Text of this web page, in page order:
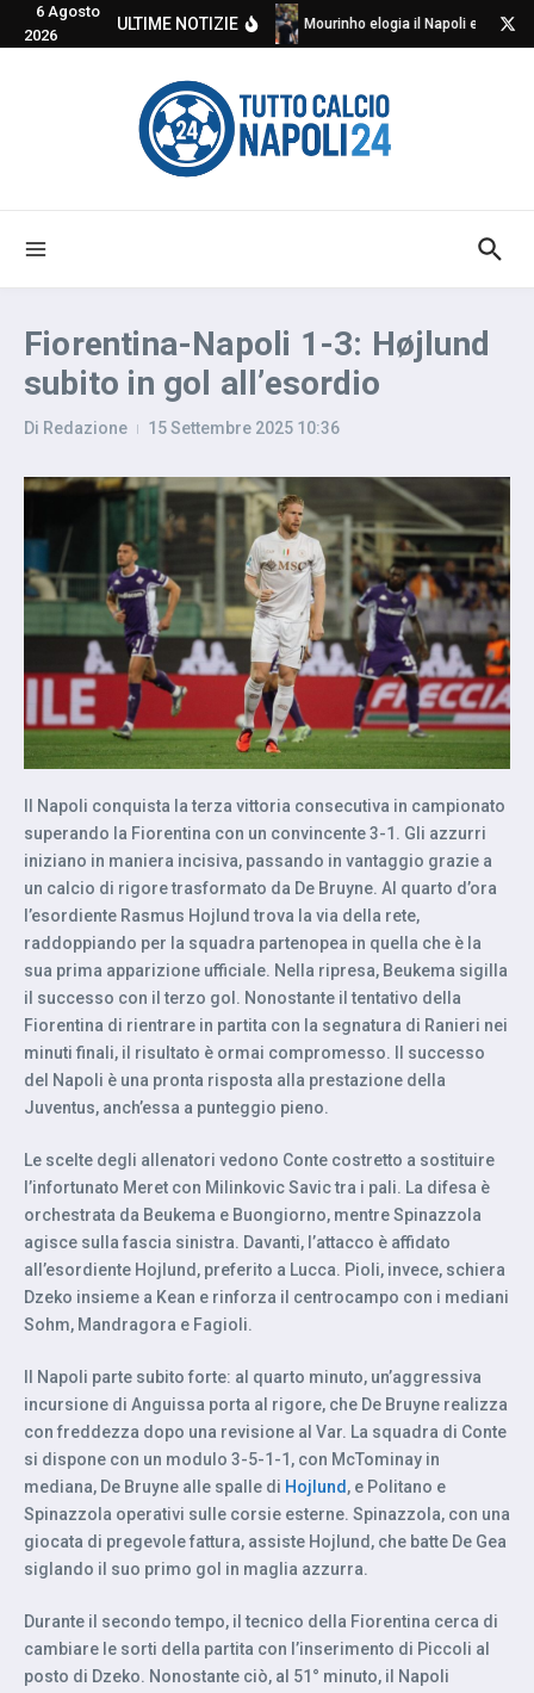
Salta al contenuto
6 Agosto
2026
ULTIME NOTIZIE Mourinho elogia il Napoli e critica
Fiorentina-Napoli 1-3: Højlund
subito in gol all’esordio
Di Redazione 15 Settembre 2025 10:36
Il Napoli conquista la terza vittoria consecutiva in campionato
superando la Fiorentina con un convincente 3-1. Gli azzurri
iniziano in maniera incisiva, passando in vantaggio grazie a
un calcio di rigore trasformato da De Bruyne. Al quarto d’ora
l’esordiente Rasmus Hojlund trova la via della rete,
raddoppiando per la squadra partenopea in quella che è la
sua prima apparizione ufficiale. Nella ripresa, Beukema sigilla
il successo con il terzo gol. Nonostante il tentativo della
Fiorentina di rientrare in partita con la segnatura di Ranieri nei
minuti finali, il risultato è ormai compromesso. Il successo
del Napoli è una pronta risposta alla prestazione della
Juventus, anch’essa a punteggio pieno.
Le scelte degli allenatori vedono Conte costretto a sostituire
l’infortunato Meret con Milinkovic Savic tra i pali. La difesa è
orchestrata da Beukema e Buongiorno, mentre Spinazzola
agisce sulla fascia sinistra. Davanti, l’attacco è affidato
all’esordiente Hojlund, preferito a Lucca. Pioli, invece, schiera
Dzeko insieme a Kean e rinforza il centrocampo con i mediani
Sohm, Mandragora e Fagioli.
Il Napoli parte subito forte: al quarto minuto, un’aggressiva
incursione di Anguissa porta al rigore, che De Bruyne realizza
con freddezza dopo una revisione al Var. La squadra di Conte
si dispone con un modulo 3-5-1-1, con McTominay in
mediana, De Bruyne alle spalle di Hojlund , e Politano e
Spinazzola operativi sulle corsie esterne. Spinazzola, con una
giocata di pregevole fattura, assiste Hojlund, che batte De Gea
siglando il suo primo gol in maglia azzurra.
Durante il secondo tempo, il tecnico della Fiorentina cerca di
cambiare le sorti della partita con l’inserimento di Piccoli al
posto di Dzeko. Nonostante ciò, al 51° minuto, il Napoli